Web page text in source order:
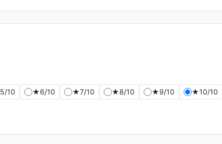
5/10 ★6/10 ★7/10 ★8/10 ★9/10 ★10/10